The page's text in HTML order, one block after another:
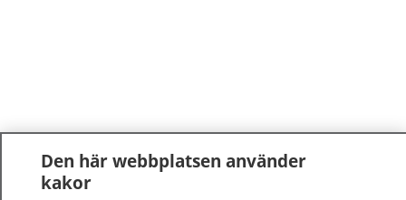
Den här webbplatsen använder
kakor